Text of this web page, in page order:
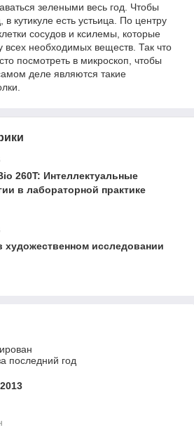
зелеными весь год. Чтобы
в кутикуле есть устьица. По центру
сосудов и ксилемы, которые
всех необходимых веществ. Так что
посмотреть в микроскоп, чтобы
деле являются такие
260T: Интеллектуальные
в лабораторной практике
художественном исследовании
последний год